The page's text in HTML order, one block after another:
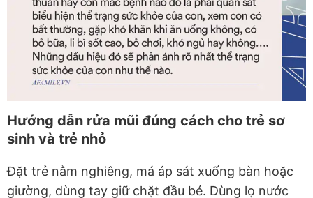
Hướng dẫn rửa mũi đúng cách cho trẻ sơ
sinh và trẻ nhỏ
Đặt trẻ nằm nghiêng, má áp sát xuống bàn hoặc
giường, dùng tay giữ chặt đầu bé. Dùng lọ nước